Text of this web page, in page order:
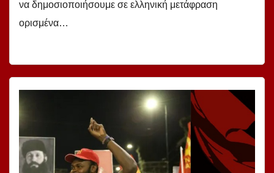
να δημοσιοποιήσουμε σε ελληνική μετάφραση
ορισμένα…